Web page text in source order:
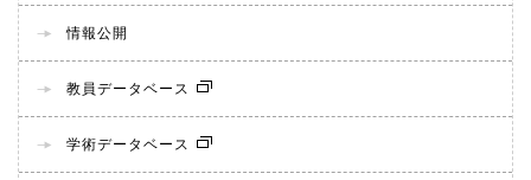
情報公開
教員データベース
学術データベース